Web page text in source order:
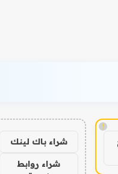
!
شراء باك لينك
شراء روابط